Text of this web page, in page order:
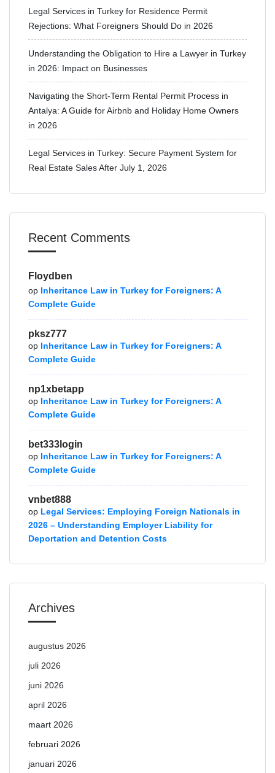
Legal Services in Turkey for Residence Permit
Rejections: What Foreigners Should Do in 2026
Understanding the Obligation to Hire a Lawyer in Turkey
in 2026: Impact on Businesses
Navigating the Short-Term Rental Permit Process in
Antalya: A Guide for Airbnb and Holiday Home Owners
in 2026
Legal Services in Turkey: Secure Payment System for
Real Estate Sales After July 1, 2026
Recent Comments
Floydben
op Inheritance Law in Turkey for Foreigners: A
Complete Guide
pksz777
op Inheritance Law in Turkey for Foreigners: A
Complete Guide
np1xbetapp
op Inheritance Law in Turkey for Foreigners: A
Complete Guide
bet333login
op Inheritance Law in Turkey for Foreigners: A
Complete Guide
vnbet888
op Legal Services: Employing Foreign Nationals in
2026 – Understanding Employer Liability for
Deportation and Detention Costs
Archives
augustus 2026
juli 2026
juni 2026
april 2026
maart 2026
februari 2026
januari 2026